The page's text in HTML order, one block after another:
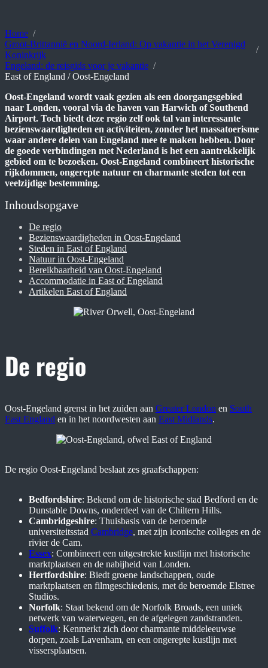
Home
Groot-Brittannië en Noord-Ierland: Op vakantie in het Verenigd
Koninkrijk
Engeland: de reisgids voor je vakantie
East of England / Oost-Engeland
Oost-Engeland wordt vaak gezien als een doorgangsgebied
naar Londen, vooral via de haven van Harwich of Southend
Airport. Toch biedt deze regio zelf ook tal van interessante
bezienswaardigheden en activiteiten, zonder het massatoerisme
waar andere delen van Engeland mee te maken hebben. Door
de goede verbindingen met Nederland is het een aantrekkelijk
gebied om te bezoeken. Oost-Engeland combineert historische
rijkdommen, ongerepte natuur en charmante steden tot een
veelzijdige bestemming.
Inhoudsopgave
De regio
Bezienswaardigheden in Oost-Engeland
Steden in East of England
Natuur in Oost-Engeland
Bereikbaarheid van Oost-Engeland
Accommodatie in East of Engeland
Artikelen East of England
De regio
Oost-Engeland grenst in het zuiden aan Greater London en South
East England en in het noordwesten aan East Midlands.
De regio Oost-Engeland beslaat zes graafschappen:
Bedfordshire: Bekend om de historische stad Bedford en de
Dunstable Downs, onderdeel van de Chiltern Hills.
Cambridgeshire: Thuisbasis van de beroemde
universiteitsstad Cambridge, met zijn iconische colleges en de
rivier de Cam.
Essex: Combineert een uitgestrekte kustlijn met historische
marktplaatsen en de nabijheid van Londen.
Hertfordshire: Biedt groene landschappen, oude
marktplaatsen en filmgeschiedenis, met de beroemde Elstree
Studios.
Norfolk: Staat bekend om de Norfolk Broads, een uniek
netwerk van waterwegen, en de afgelegen zandstranden.
Suffolk: Kenmerkt zich door charmante middeleeuwse
dorpen, zoals Lavenham, en een ongerepte kustlijn met
vissersplaatsen.